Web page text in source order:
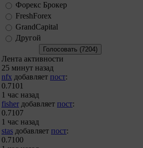
Форекс Брокер
FreshForex
GrandCapital
Другой
Лента активности
25 минут назад
nfx добавляет пост:
0.7101
1 час назад
fisher добавляет пост:
0.7107
1 час назад
stas добавляет пост:
0.7100